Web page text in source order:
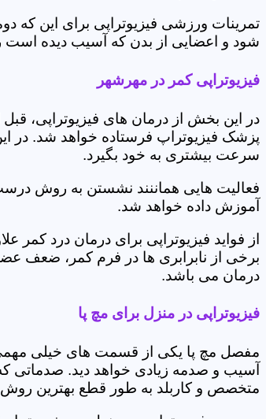
تمرینات ورزشی فیزیوتراپی برای این
شود و اعضایی از بدن که آسیب دیده است
فیزیوتراپی کمر در مهرشهر
در این بخش از درمان های فیزیوتراپی،
پزشک فیزیوتراپ فرستاده خواهد شد. در
سرعت بیشتری به خود بگیرد.
فعالیت هایی هماننند نشستن به روش
آموزش داده خواهد شد.
از فواید فیزیوتراپی برای درمان درد
برخی از نابرابری ها در فرم کمر، ضعف
درمان می باشد.
فیزیوتراپی در منزل برای مچ پا
مفصل مچ پا یکی از قسمت های خیلی مهمی
آسیب و صدمه زیادی خواهد دید. صدماتی
متخصص و کاربلد به طور قطع بهترین روش